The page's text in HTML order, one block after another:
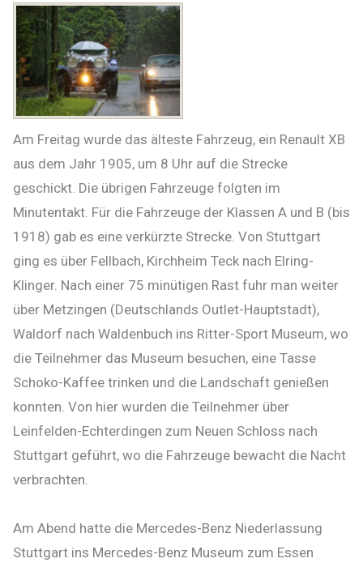
Am Freitag wurde das älteste Fahrzeug, ein Renault XB
aus dem Jahr 1905, um 8 Uhr auf die Strecke
geschickt. Die übrigen Fahrzeuge folgten im
Minutentakt. Für die Fahrzeuge der Klassen A und B (bis
1918) gab es eine verkürzte Strecke. Von Stuttgart
ging es über Fellbach, Kirchheim Teck nach Elring-
Klinger. Nach einer 75 minütigen Rast fuhr man weiter
über Metzingen (Deutschlands Outlet-Hauptstadt),
Waldorf nach Waldenbuch ins Ritter-Sport Museum, wo
die Teilnehmer das Museum besuchen, eine Tasse
Schoko-Kaffee trinken und die Landschaft genießen
konnten. Von hier wurden die Teilnehmer über
Leinfelden-Echterdingen zum Neuen Schloss nach
Stuttgart geführt, wo die Fahrzeuge bewacht die Nacht
verbrachten.
Am Abend hatte die Mercedes-Benz Niederlassung
Stuttgart ins Mercedes-Benz Museum zum Essen